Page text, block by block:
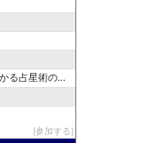
極意『サビアン…
参加する